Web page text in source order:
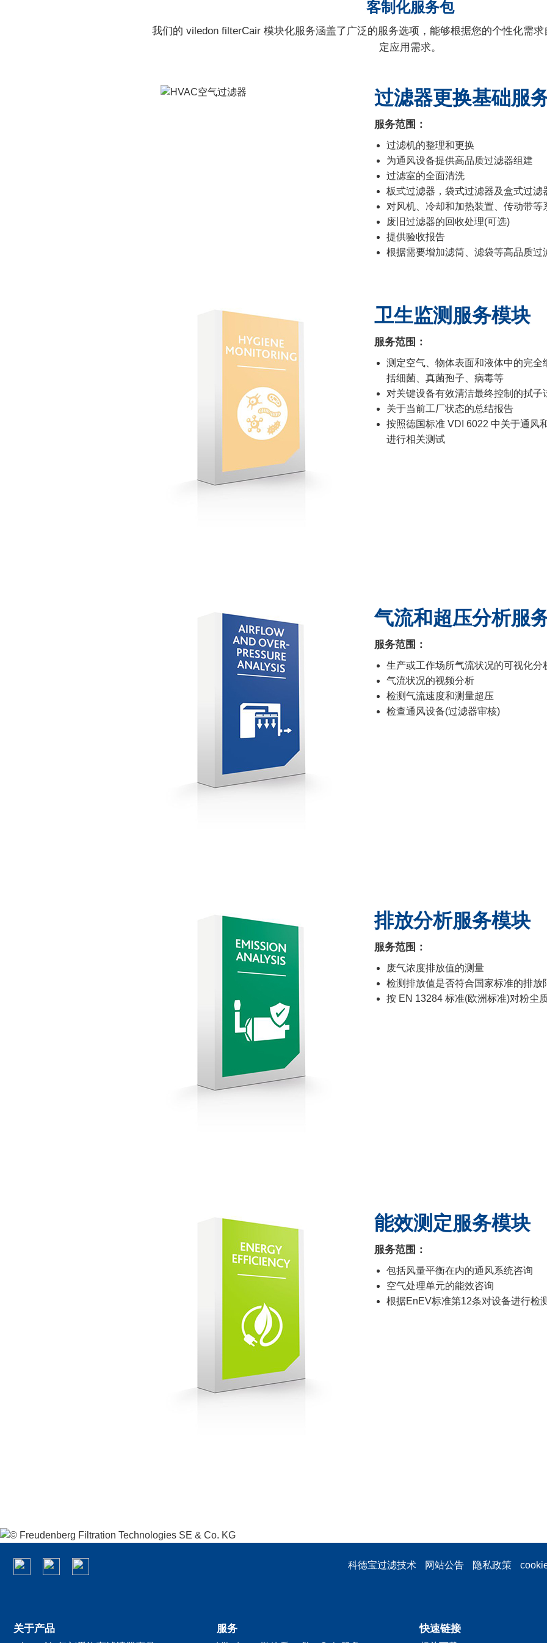
客制化服务包
我们的 viledon filterCair 模块化服务涵盖了广泛的服务选项，能够根据您的个性化需
定应用需求。
过滤器更换基础服
服务范围：
过滤机的整理和更换
为通风设备提供高品质过滤器组建
过滤室的全面清洗
板式过滤器，袋式过滤器及盒式过滤
对风机、冷却和加热装置、传动带等
废旧过滤器的回收处理(可选)
提供验收报告
根据需要增加滤筒、滤袋等高品质过
卫生监测服务模块
服务范围：
测定空气、物体表面和液体中的完
括细菌、真菌孢子、病毒等
对关键设备有效清洁最终控制的拭子
关于当前工厂状态的总结报告
按照德国标准 VDI 6022 中关于通风
进行相关测试
气流和超压分析服
服务范围：
生产或工作场所气流状况的可视化分
气流状况的视频分析
检测气流速度和测量超压
检查通风设备(过滤器审核)
排放分析服务模块
服务范围：
废气浓度排放值的测量
检测排放值是否符合国家标准的排放
按 EN 13284 标准(欧洲标准)对粉尘
能效测定服务模块
服务范围：
包括风量平衡在内的通风系统咨询
空气处理单元的能效咨询
根据EnEV标准第12条对设备进行检
科德宝过滤技术 网站公告 隐私政策
关于产品 服务 快速链接